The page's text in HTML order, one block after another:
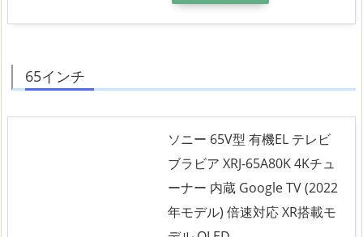
65インチ
ソニー 65V型 有機EL テレビ
ブラビア XRJ-65A80K 4Kチュ
ーナー 内蔵 Google TV (2022
年モデル) 倍速対応 XR搭載モ